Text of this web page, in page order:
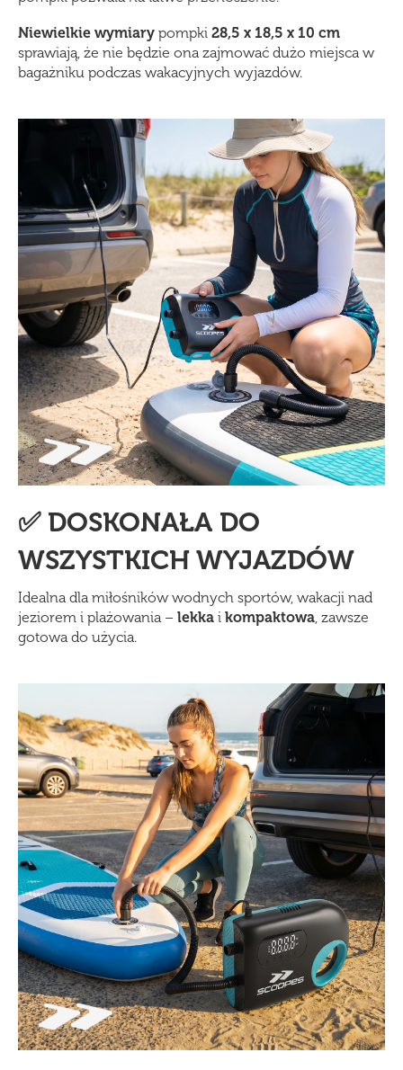
Niewielkie wymiary pompki 28,5 x 18,5 x 10 cm
sprawiają, że nie będzie ona zajmować dużo miejsca w
bagażniku podczas wakacyjnych wyjazdów.
✅ DOSKONAŁA DO
WSZYSTKICH WYJAZDÓW
Idealna dla miłośników wodnych sportów, wakacji nad
jeziorem i plażowania – lekka i kompaktowa, zawsze
gotowa do użycia.